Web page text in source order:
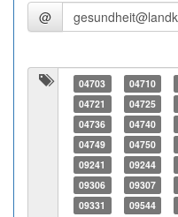
@
04703 04710
04721
04725
04736
04740
04749
04750
09241
09244
09306
09307
09331
09544